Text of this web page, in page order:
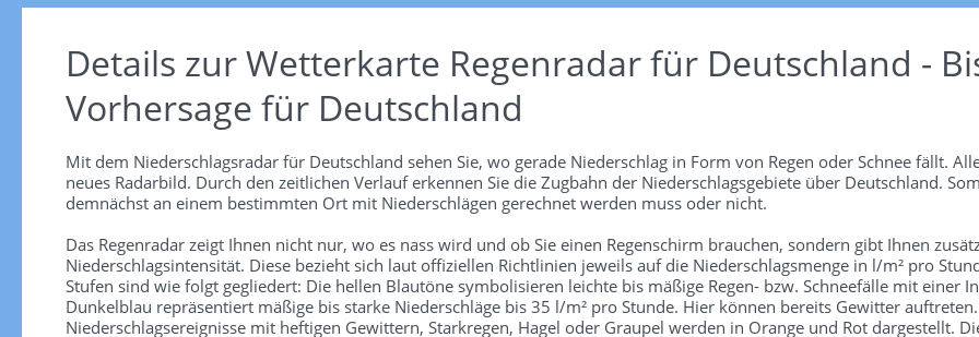
Details zur Wetterkarte Regenradar für Deutschland -
Vorhersage für Deutschland
Mit dem Niederschlagsradar für Deutschland sehen Sie, wo gerade Niederschlag in Form von Regen oder Schnee fällt.
neues Radarbild. Durch den zeitlichen Verlauf erkennen Sie die Zugbahn der Niederschlagsgebiete über Deutschland.
demnächst an einem bestimmten Ort mit Niederschlägen gerechnet werden muss oder nicht.
Das Regenradar zeigt Ihnen nicht nur, wo es nass wird und ob Sie einen Regenschirm brauchen, sondern gibt Ihnen
Niederschlagsintensität. Diese bezieht sich laut offiziellen Richtlinien jeweils auf die Niederschlagsmenge in l/m² pro
Stufen sind wie folgt gegliedert: Die hellen Blautöne symbolisieren leichte bis mäßige Regen- bzw. Schneefälle mit einer
Dunkelblau repräsentiert mäßige bis starke Niederschläge bis 35 l/m² pro Stunde. Hier können bereits Gewitter
Niederschlagsereignisse mit heftigen Gewittern, Starkregen, Hagel oder Graupel werden in Orange und Rot dargestellt.